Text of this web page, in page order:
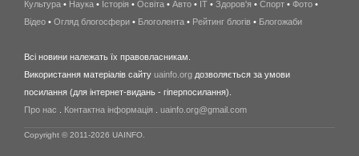
интернет
киев
wimax
в
Культура • Наука • Історія • Освіта • Авто • IT • Здоров'я • Спорт • Фото •
Відео • Огляд блогосфери • Блоголента • Рейтинг блогів • Блогожаби
Всі новини належать їх правовласникам.
Використання матеріалів сайту uainfo.org дозволяється за умови
посилання (для інтернет-видань - гіперпосилання).
Про нас
Контактна інформація uainfo.org@gmail.com
Copyright © 2011-2026 UAINFO.